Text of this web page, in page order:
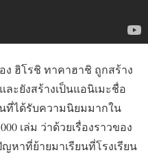
ง ฮิโรชิ ทาคาฮาชิ ถูกสร้าง
ละยังสร้างเป็นแอนิเมะชื่อ
นที่ได้รับความนิยมมากใน
เล่ม ว่าด้วยเรื่องราวของ
หาที่ย้ายมาเรียนที่โรงเรียน